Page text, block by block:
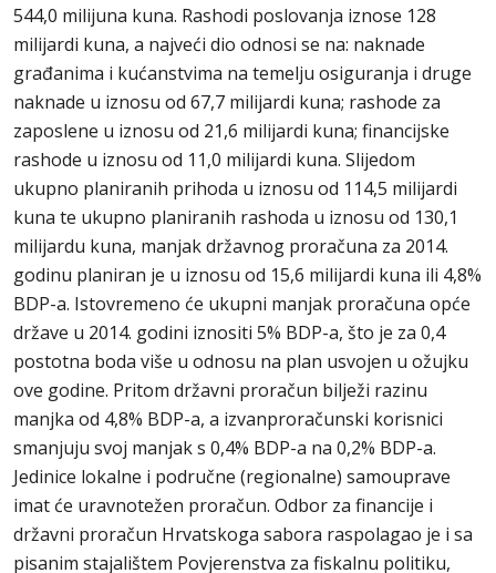
544,0 milijuna kuna. Rashodi poslovanja iznose 128
milijardi kuna, a najveći dio odnosi se na: naknade
građanima i kućanstvima na temelju osiguranja i druge
naknade u iznosu od 67,7 milijardi kuna; rashode za
zaposlene u iznosu od 21,6 milijardi kuna; financijske
rashode u iznosu od 11,0 milijardi kuna. Slijedom
ukupno planiranih prihoda u iznosu od 114,5 milijardi
kuna te ukupno planiranih rashoda u iznosu od 130,1
milijardu kuna, manjak državnog proračuna za 2014.
godinu planiran je u iznosu od 15,6 milijardi kuna ili 4,8%
BDP-a. Istovremeno će ukupni manjak proračuna opće
države u 2014. godini iznositi 5% BDP-a, što je za 0,4
postotna boda više u odnosu na plan usvojen u ožujku
ove godine. Pritom državni proračun bilježi razinu
manjka od 4,8% BDP-a, a izvanproračunski korisnici
smanjuju svoj manjak s 0,4% BDP-a na 0,2% BDP-a.
Jedinice lokalne i područne (regionalne) samouprave
imat će uravnotežen proračun. Odbor za financije i
državni proračun Hrvatskoga sabora raspolagao je i sa
pisanim stajalištem Povjerenstva za fiskalnu politiku,